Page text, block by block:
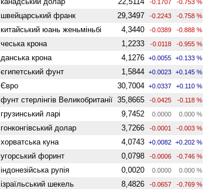
-0.1707 -0.753 %
швейцарський франк 29,3497 -0.2243 -0.758 %
китайський юань женьмiньбi 4,3440 -0.0389 -0.888 %
чеська крона 1,2233 -0.0118 -0.955 %
данська крона 4,1276 +0.0055 +0.133 %
єгипетський фунт 1,5844 +0.0023 +0.145 %
Євро 30,7004 +0.0337 +0.110 %
фунт стерлінгів Велико­британії 35,8665 -0.0425 -0.118 %
грузинський ларі 9,7452 0.0000 0.000 %
гонконгівський долар 3,7266 -0.0001 -0.003 %
хорватська куна 4,0743 +0.0082 +0.202 %
угорський форинт 0,0798 -0.0006 -0.746 %
індонезійська рупія 0,0020 0.0000 0.000 %
ізраїльський шекель 8,4826 -0.0657 -0.769 %